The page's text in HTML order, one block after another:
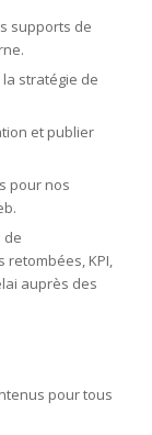
supports de
stratégie de
et publier
pour nos
de
retombées, KPI,
auprès des
pour tous